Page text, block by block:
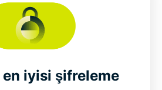
en iyisi şifreleme